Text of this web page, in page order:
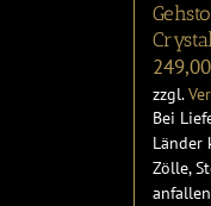
249,00
zzgl.
Bei
Länder
Zölle,